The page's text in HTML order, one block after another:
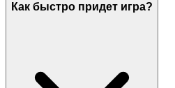
Как быстро придет игра?